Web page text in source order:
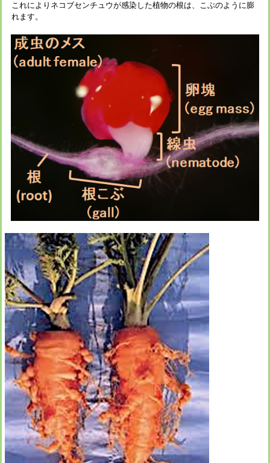
これによりネコブセンチュウが感染した植物の根は、こぶのように膨
れます。